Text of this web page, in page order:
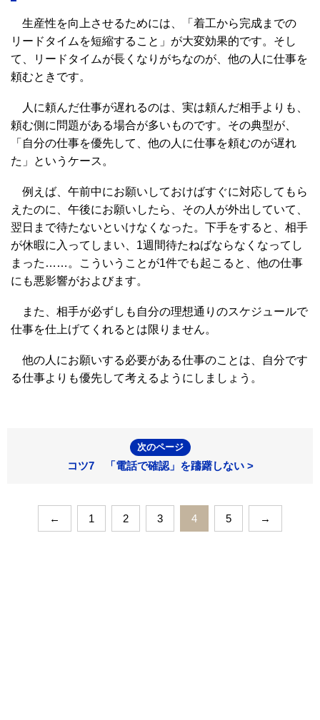
生産性を向上させるためには、「着工から完成までの
リードタイムを短縮すること」が大変効果的です。そし
て、リードタイムが長くなりがちなのが、他の人に仕事を
頼むときです。
人に頼んだ仕事が遅れるのは、実は頼んだ相手よりも、
頼む側に問題がある場合が多いものです。その典型が、
「自分の仕事を優先して、他の人に仕事を頼むのが遅れ
た」というケース。
例えば、午前中にお願いしておけばすぐに対応してもら
えたのに、午後にお願いしたら、その人が外出していて、
翌日まで待たないといけなくなった。下手をすると、相手
が休暇に入ってしまい、1週間待たねばならなくなってし
まった……。こういうことが1件でも起こると、他の仕事
にも悪影響がおよびます。
また、相手が必ずしも自分の理想通りのスケジュールで
仕事を仕上げてくれるとは限りません。
他の人にお願いする必要がある仕事のことは、自分です
る仕事よりも優先して考えるようにしましょう。
次のページ
コツ7 「電話で確認」を躊躇しない >
← 1 2 3 4 5 →